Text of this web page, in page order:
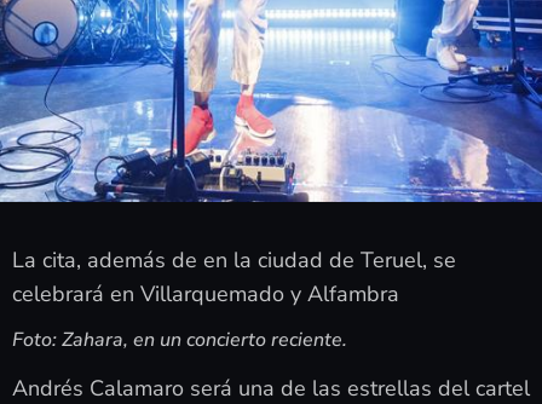
La cita, además de en la ciudad de Teruel, se
celebrará en Villarquemado y Alfambra
Foto: Zahara, en un concierto reciente.
Andrés Calamaro será una de las estrellas del cartel